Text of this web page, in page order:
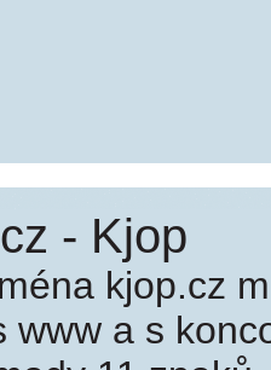
- Kjop
kjop.cz
www a s